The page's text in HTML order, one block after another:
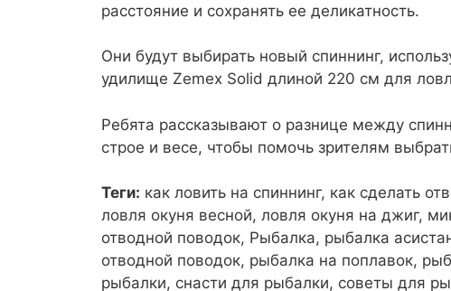
расстояние и сохранять ее деликатность.
Они будут выбирать новый спиннинг,
удилище Zemex Solid длиной 220 см для
Ребята рассказывают о разнице между
строе и весе, чтобы помочь зрителям
Теги: как ловить на спиннинг, как сделать
ловля окуня весной, ловля окуня на джиг,
отводной поводок, Рыбалка, рыбалка
отводной поводок, рыбалка на поплавок,
рыбалки, снасти для рыбалки, советы для